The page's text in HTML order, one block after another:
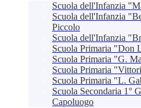
Scuola dell'Infanzia
Scuola dell'Infanzia
Piccolo
Scuola dell'Infanzia
Scuola Primaria "Don
Scuola Primaria "G.
Scuola Primaria
Scuola Primaria "L.
Scuola Secondaria 1°
Capoluogo